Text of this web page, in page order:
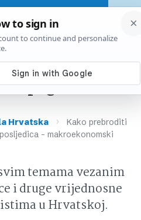
svjetsku krizu
–
pogled
Hrvatska ›
Kako prebroditi
– makroekonomski
temama vezanim
i druge vrijednosne
u Hrvatskoj.